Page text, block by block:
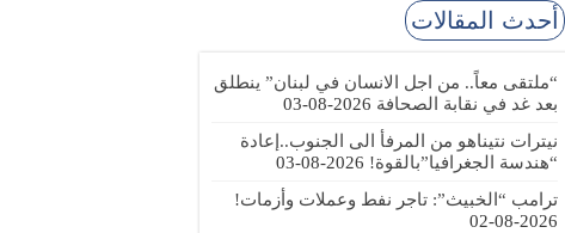
أحدث المقالات
“ملتقى معاً.. من اجل الانسان في لبنان” ينطلق
بعد غد في نقابة الصحافة 2026-08-03
نيترات نتيناهو من المرفأ الى الجنوب..إعادة
“هندسة الجغرافيا”بالقوة! 2026-08-03
ترامب “الخبيث”: تاجر نفط وعملات وأزمات!
2026-08-02